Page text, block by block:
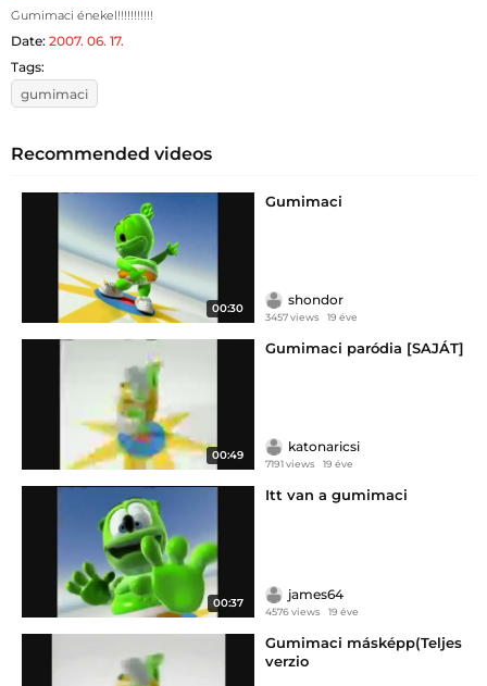
Gumimaci énekel!!!!!!!!!!!
Date: 2007. 06. 17.
Tags:
gumimaci
Recommended videos
00:30
Gumimaci
shondor
3457 views 19 éve
00:49
Gumimaci paródia [SAJÁT]
katonaricsi
7191 views 19 éve
00:37
Itt van a gumimaci
james64
4576 views 19 éve
Gumimaci másképp(Teljes
verzio